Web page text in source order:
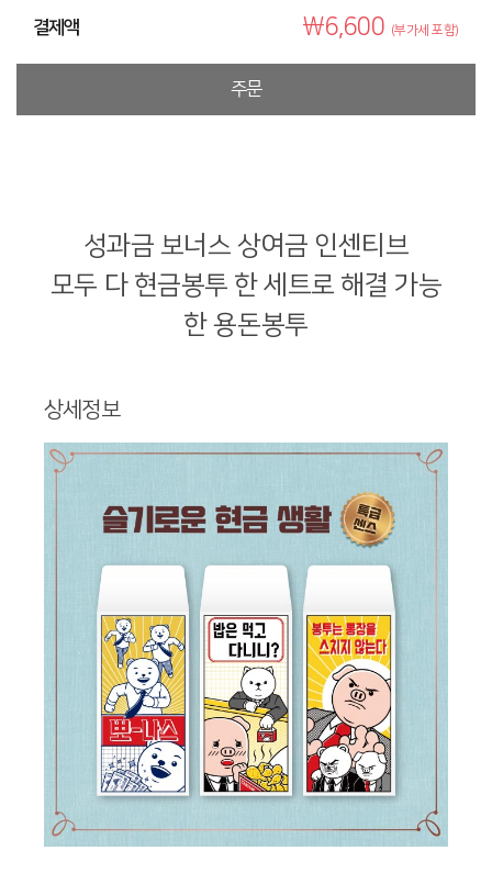
결제액 ₩6,600 (부가세 포함)
주문
성과금 보너스 상여금 인센티브
모두 다 현금봉투 한 세트로 해결 가능
한 용돈봉투
상세정보